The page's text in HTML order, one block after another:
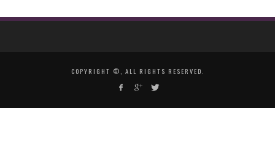
COPYRIGHT ©, ALL RIGHTS RESERVED.